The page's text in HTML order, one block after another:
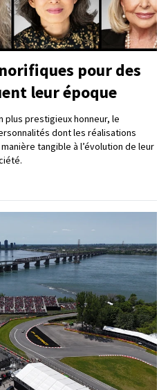
pour des
leur époque
plus prestigieux honneur, le
dont les réalisations
tangible à l’évolution de leur